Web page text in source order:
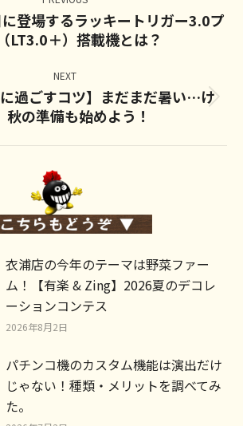
Previous
post:
登場するラッキートリガー3.0プ
LT3.0＋）搭載機とは？
NEXT
Next
post:
に過ごすコツ】まだまだ暑い…け
秋の準備も始めよう！
衣浦店の今年のテーマは野菜ファー
ム！【有楽 & Zing】2026夏のデコレ
ーションコンテス
2026年8月2日
パチンコ機のカスタム機能は演出だけ
じゃない！種類・メリットを調べてみ
た。